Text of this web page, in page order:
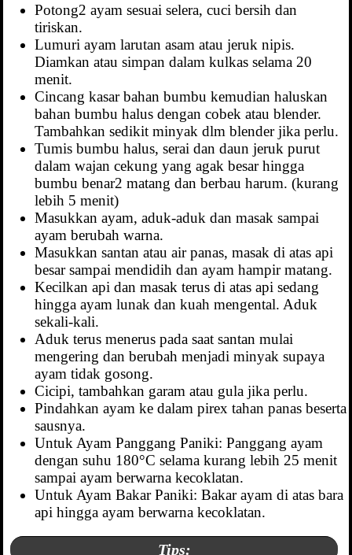
Potong2 ayam sesuai selera, cuci bersih dan
tiriskan.
Lumuri ayam larutan asam atau jeruk nipis.
Diamkan atau simpan dalam kulkas selama 20
menit.
Cincang kasar bahan bumbu kemudian haluskan
bahan bumbu halus dengan cobek atau blender.
Tambahkan sedikit minyak dlm blender jika perlu.
Tumis bumbu halus, serai dan daun jeruk purut
dalam wajan cekung yang agak besar hingga
bumbu benar2 matang dan berbau harum. (kurang
lebih 5 menit)
Masukkan ayam, aduk-aduk dan masak sampai
ayam berubah warna.
Masukkan santan atau air panas, masak di atas api
besar sampai mendidih dan ayam hampir matang.
Kecilkan api dan masak terus di atas api sedang
hingga ayam lunak dan kuah mengental. Aduk
sekali-kali.
Aduk terus menerus pada saat santan mulai
mengering dan berubah menjadi minyak supaya
ayam tidak gosong.
Cicipi, tambahkan garam atau gula jika perlu.
Pindahkan ayam ke dalam pirex tahan panas beserta
sausnya.
Untuk Ayam Panggang Paniki: Panggang ayam
dengan suhu 180°C selama kurang lebih 25 menit
sampai ayam berwarna kecoklatan.
Untuk Ayam Bakar Paniki: Bakar ayam di atas bara
api hingga ayam berwarna kecoklatan.
Tips: